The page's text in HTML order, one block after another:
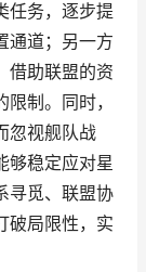
任务，逐步提
通道；另一方
借助联盟的资
制。同时，
忽视舰队战
够稳定应对星
寻觅、联盟协
破局限性，实